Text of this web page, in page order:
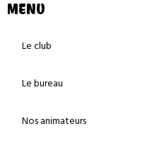
MENU
Le club
Le bureau
Nos animateurs